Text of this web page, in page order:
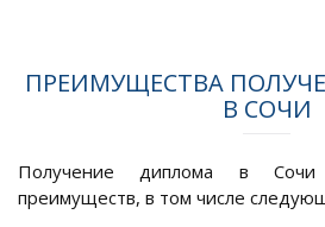
ПРЕИМУЩЕСТВА
В СОЧИ
Получение диплома в Сочи
преимуществ, в том числе